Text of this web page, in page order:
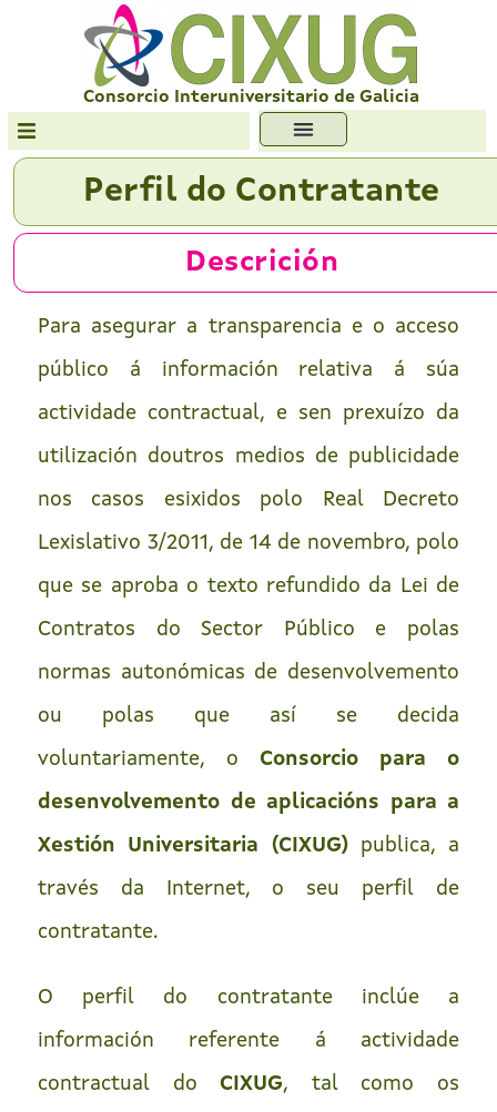
Consorcio Interuniversitario de Galicia
Transparencia
Antiplaxio
Ofc. Soft. Libre
Perfil do Contratante
Descrición
Para asegurar a transparencia e o acceso
público á información relativa á súa
actividade contractual, e sen prexuízo da
utilización doutros medios de publicidade
nos casos esixidos polo Real Decreto
Lexislativo 3/2011, de 14 de novembro, polo
que se aproba o texto refundido da Lei de
Contratos do Sector Público e polas
normas autonómicas de desenvolvemento
ou polas que así se decida
voluntariamente, o Consorcio para o
desenvolvemento de aplicacións para a
Xestión Universitaria (CIXUG)publica, a
través da Internet, o seu perfil de
contratante.
O perfil do contratante inclúe a
información referente á actividade
contractual doCIXUG, tal como os